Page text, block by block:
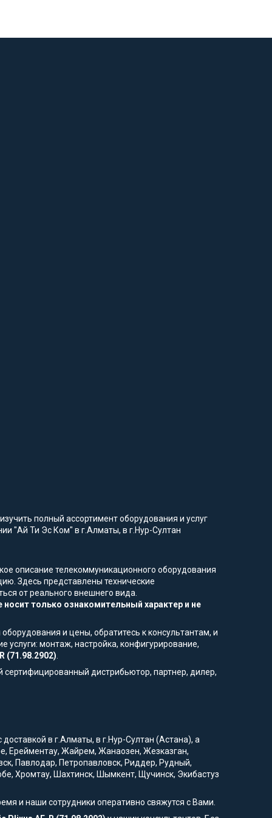
полный ассортимент оборудования и услуг
"Ай Ти Эс Ком" в г.Алматы, в г.Нур-Султан
описание телекоммуникационного оборудования
Здесь представлены технические
от реального внешнего вида.
носит только ознакомительный характер и не
и цены, обратитесь к консультантам, и
монтаж, настройка, конфигурирование,
(71.98.2902).
дистрибьютор, партнер, дилер,
в г.Алматы, в г.Нур-Султан (Астана), а
Ерейментау, Жайрем, Жанаозен, Жезказган,
Павлодар, Петропавловск, Риддер, Рудный,
Хромтау, Шахтинск, Шымкент, Щучинск, Экибастуз
и наши сотрудники оперативно свяжутся с Вами.